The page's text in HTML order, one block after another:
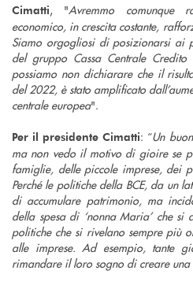
Cimatti, "Avremmo comunque
economico, in crescita costante,
Siamo orgogliosi di posizionarsi ai
del gruppo Cassa Centrale
possiamo non dichiarare che il
del 2022, è stato amplificato
centrale europea".
Per il presidente Cimatti: “Un
ma non vedo il motivo di gioire se
famiglie, delle piccole imprese, dei
Perché le politiche della BCE, da un
di accumulare patrimonio, ma
della spesa di ‘nonna Maria’ che si
politiche che si rivelano sempre più
alle imprese. Ad esempio, tante
rimandare il loro sogno di creare